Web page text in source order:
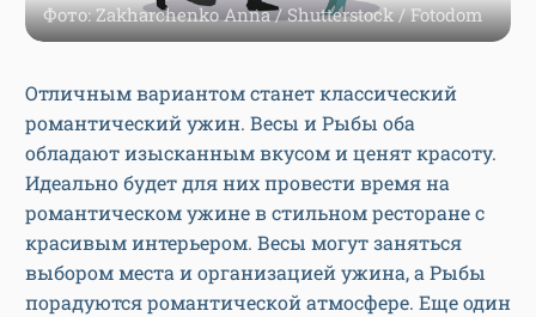
Фото: Zakharchenko Anna / Shutterstock / Fotodom
Отличным вариантом станет классический
романтический ужин. Весы и Рыбы оба
обладают изысканным вкусом и ценят красоту.
Идеально будет для них провести время на
романтическом ужине в стильном ресторане с
красивым интерьером. Весы могут заняться
выбором места и организацией ужина, а Рыбы
порадуются романтической атмосфере. Еще один